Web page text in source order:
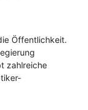
Öffentlichkeit.
zahlreiche